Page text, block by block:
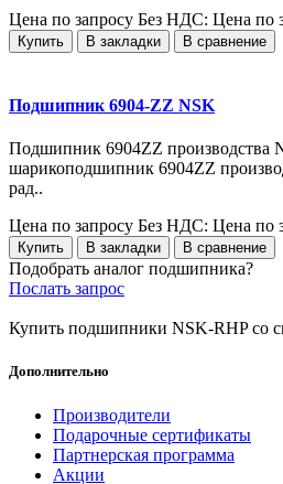
Цена по запросу Без НДС: Цена по
Купить В закладки В сравнение
Подшипник 6904-ZZ NSK
Подшипник 6904ZZ производства
шарикоподшипник 6904ZZ
рад..
Цена по запросу Без НДС: Цена по
Купить В закладки В сравнение
Подобрать аналог подшипника?
Послать запрос
Купить подшипники NSK-RHP со
Дополнительно
Производители
Подарочные сертификаты
Партнерская программа
Акции